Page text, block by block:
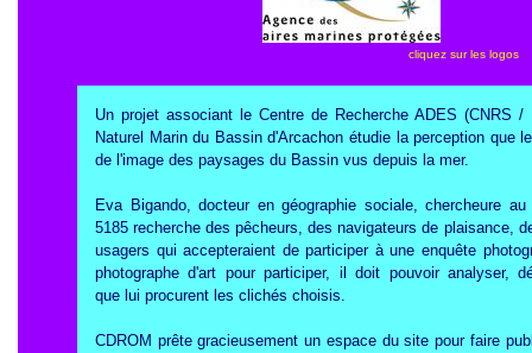
cliquez sur les logos
Un projet associant le Centre de Recherche ADES (CNRS
Naturel Marin du Bassin d'Arcachon étudie la perception que
de l'image des paysages du Bassin vus depuis la mer.
Eva Bigando, docteur en géographie sociale, chercheure
5185 recherche des pêcheurs, des navigateurs de plaisance,
usagers qui accepteraient de participer à une enquête
photographe d'art pour participer, il doit pouvoir analyser,
que lui procurent les clichés choisis.
CDROM prête gracieusement un espace du site pour faire